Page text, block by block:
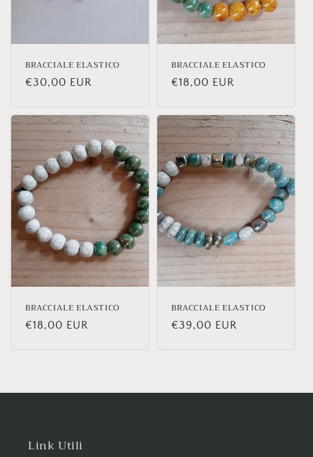
BRACCIALE ELASTICO
Prezzo
listino
€30,00 EUR
BRACCIALE ELASTICO
Prezzo
listino
€18,00 EUR
BRACCIALE ELASTICO
Prezzo
€18,00 EUR
BRACCIALE ELASTICO
Prezzo
€39,00 EUR
Link Utili